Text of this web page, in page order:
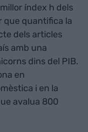
índex h dels
que quantifica la
dels articles
amb una
dins del PIB.
en
i en la
avalua 800